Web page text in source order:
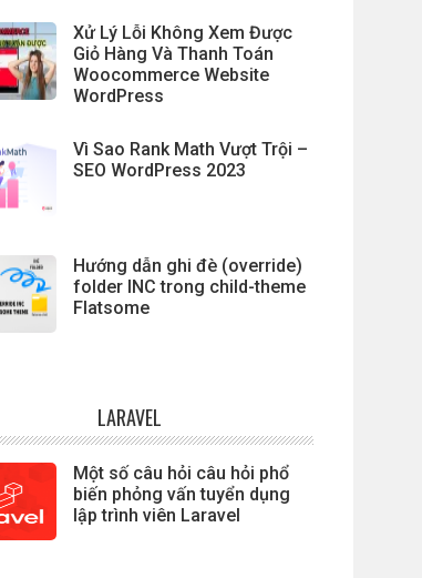
Xử Lý Lỗi Không Xem Được
Giỏ Hàng Và Thanh Toán
Woocommerce Website
WordPress
Vì Sao Rank Math Vượt Trội –
SEO WordPress 2023
Hướng dẫn ghi đè (override)
folder INC trong child-theme
Flatsome
LARAVEL
Một số câu hỏi câu hỏi phổ
biến phỏng vấn tuyển dụng
lập trình viên Laravel